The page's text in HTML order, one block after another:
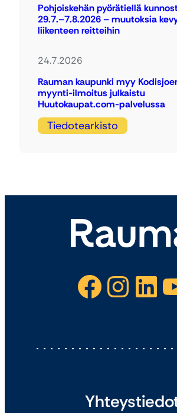
Pohjoiskehän pyörätiellä
29.7.–7.8.2026 – muutoksia
liikenteen reitteihin
24.7.2026
Rauman kaupunki myy
myynti-ilmoitus julkaistu
Huutokaupat.com-palvelussa
Tiedotearkisto
Facebook Instagram LinkedIn